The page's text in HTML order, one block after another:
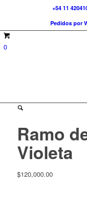
+54 11
Pedidos por
0
Ramo
Violeta
$120,000.00